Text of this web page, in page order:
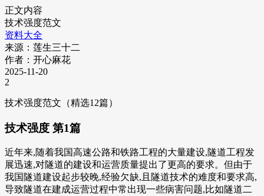
正文内容
技术强度范文
资料大全
来源：莲生三十二
作者：开心麻花
2025-11-20
2
技术强度范文（精选12篇）
技术强度 第1篇
近年来,随着我国高速公路和铁路工程的大量建设,隧道工程发
展迅速,对隧道的建设和运营质量提出了更高的要求。但由于
我国隧道建设起步较晚,经验欠缺,且隧道技术的难度和要求高,
导致隧道在建成运营过程中常出现一些病害问题,比如隧道二